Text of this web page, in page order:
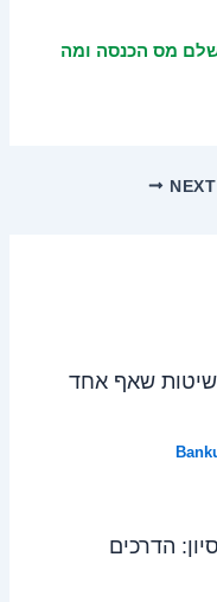
מס הכנסה ומה
NEXT
כסף בגיל 11 – השיטות שאף אחד
הדרכים